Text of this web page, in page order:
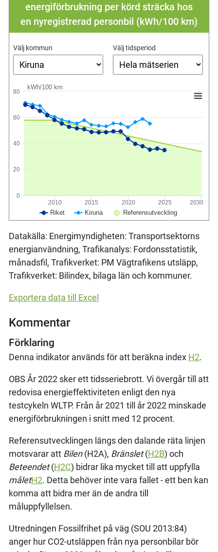
energiförbrukning per körd sträcka hos
en nyregistrerad personbil (kWh/100 km)
Välj kommun Välj tidsperiod
kWh/100 km
Riket Kiruna Referensutveckling
2010 2015 2020 2025 2030
0
20
40
60
80
Datakälla: Energimyndigheten: Transportsektorns
energianvändning, Trafikanalys: Fordonsstatistik,
månadsfil, Trafikverket: PM Vägtrafikens utsläpp,
Trafikverket: Bilindex, bilaga län och kommuner.
Exportera data till Excel
Kommentar
Förklaring
Denna indikator används för att beräkna index H2.
OBS År 2022 sker ett tidsseriebrott. Vi övergår till att
redovisa energieffektiviteten enligt den nya
testcykeln WLTP. Från år 2021 till år 2022 minskade
energiförbrukningen i snitt med 12 procent.
Referensutvecklingen längs den dalande räta linjen
motsvarar att Bilen(H2A), Bränslet(H2B) och
Beteendet(H2C) bidrar lika mycket till att uppfylla
måletH2. Detta behöver inte vara fallet - ett ben kan
komma att bidra mer än de andra till
måluppfyllelsen.
Utredningen Fossilfrihet på väg (SOU 2013:84)
anger hur CO2-utsläppen från nya personbilar bör